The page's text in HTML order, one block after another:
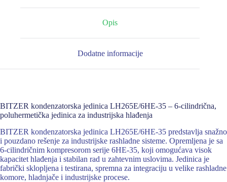
Opis
Dodatne informacije
BITZER kondenzatorska jedinica LH265E/6HE-35 – 6-cilindrična,
poluhermetička jedinica za industrijska hlađenja
BITZER kondenzatorska jedinica LH265E/6HE-35 predstavlja snažno
i pouzdano rešenje za industrijske rashladne sisteme. Opremljena je sa
6-cilindričnim kompresorom serije 6HE-35, koji omogućava visok
kapacitet hlađenja i stabilan rad u zahtevnim uslovima. Jedinica je
fabrički sklopljena i testirana, spremna za integraciju u velike rashladne
komore, hladnjače i industrijske procese.